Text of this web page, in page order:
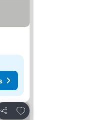
Partilhar
Adicionar aos favoritos